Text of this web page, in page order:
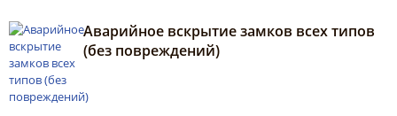
Аварийное вскрытие замков всех типов
(без повреждений)